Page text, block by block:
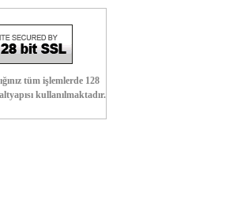
tüm işlemlerde 128
kullanılmaktadır.